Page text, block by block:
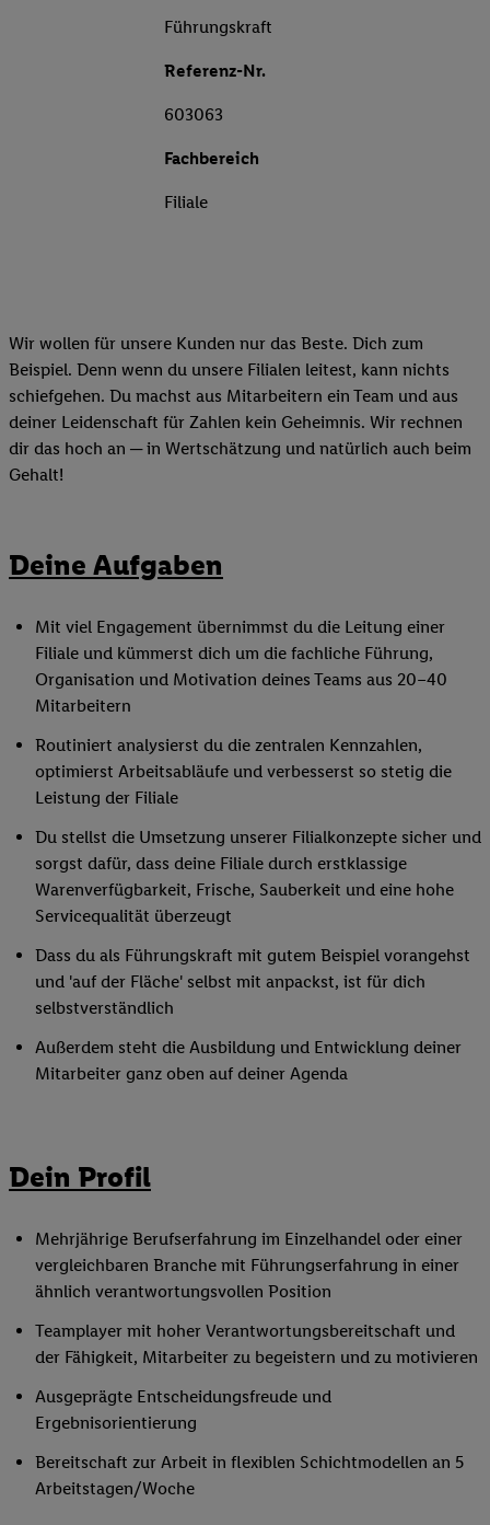
Führungskraft
Referenz-Nr.
603063
Fachbereich
Filiale
Wir wollen für unsere Kunden nur das Beste. Dich zum
Beispiel. Denn wenn du unsere Filialen leitest, kann nichts
schiefgehen. Du machst aus Mitarbeitern ein Team und aus
deiner Leidenschaft für Zahlen kein Geheimnis. Wir rechnen
dir das hoch an ─ in Wertschätzung und natürlich auch beim
Gehalt!
Deine Aufgaben
Mit viel Engagement übernimmst du die Leitung einer
Filiale und kümmerst dich um die fachliche Führung,
Organisation und Motivation deines Teams aus 20–40
Mitarbeitern
Routiniert analysierst du die zentralen Kennzahlen,
optimierst Arbeitsabläufe und verbesserst so stetig die
Leistung der Filiale
Du stellst die Umsetzung unserer Filialkonzepte sicher und
sorgst dafür, dass deine Filiale durch erstklassige
Warenverfügbarkeit, Frische, Sauberkeit und eine hohe
Servicequalität überzeugt
Dass du als Führungskraft mit gutem Beispiel vorangehst
und 'auf der Fläche' selbst mit anpackst, ist für dich
selbstverständlich
Außerdem steht die Ausbildung und Entwicklung deiner
Mitarbeiter ganz oben auf deiner Agenda
Dein Profil
Mehrjährige Berufserfahrung im Einzelhandel oder einer
vergleichbaren Branche mit Führungserfahrung in einer
ähnlich verantwortungsvollen Position
Teamplayer mit hoher Verantwortungsbereitschaft und
der Fähigkeit, Mitarbeiter zu begeistern und zu motivieren
Ausgeprägte Entscheidungsfreude und
Ergebnisorientierung
Bereitschaft zur Arbeit in flexiblen Schichtmodellen an 5
Arbeitstagen/Woche